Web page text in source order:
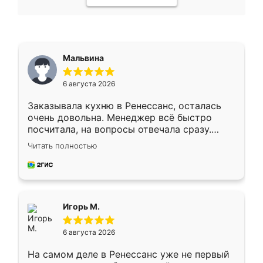
Мальвина
6 августа 2026
Заказывала кухню в Ренессанс, осталась
очень довольна. Менеджер всё быстро
посчитала, на вопросы отвечала сразу.
Замерщик приехал в субботу, подошёл к
делу со всей ответственностью. Собрали
за день, ребята работали аккуратно, даже
Читать полностью
Игорь М.
6 августа 2026
На самом деле в Ренессанс уже не первый